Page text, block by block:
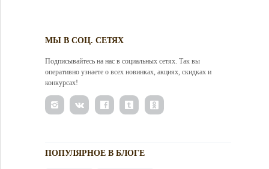
МЫ В СОЦ. СЕТЯХ
Подписывайтесь на нас в социальных сетях. Так вы
оперативно узнаете о всех новинках, акциях, скидках и
конкурсах!
ПОПУЛЯРНОЕ В БЛОГЕ